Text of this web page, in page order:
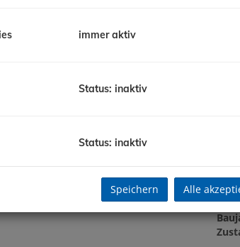
Umgebung
HWB
fGEE
immer aktiv
Status: inaktiv
Status: inaktiv
Speichern Alle